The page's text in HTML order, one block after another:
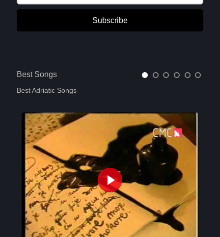
Subscribe
Best Songs
Best Adriatic Songs